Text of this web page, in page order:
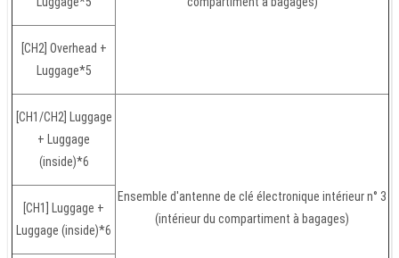
[CH2] Overhead +
Luggage*5
[CH1/CH2] Luggage
+ Luggage
(inside)*6
Ensemble d'antenne de clé électronique intérieur n° 3
(intérieur du compartiment à bagages)
[CH1] Luggage +
Luggage (inside)*6